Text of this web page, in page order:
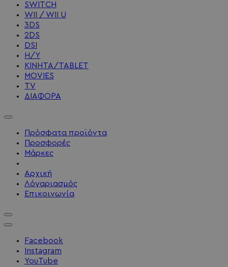
SWITCH
WII / WII U
3DS
2DS
DSI
Η/Υ
ΚΙΝΗΤΑ/TABLET
MOVIES
TV
ΔΙΑΦΟΡΑ
Πρόσφατα προϊόντα
Προσφορές
Μάρκες
Αρχική
Λόγαριασμός
Επικοινωνία
Facebook
Instagram
YouTube